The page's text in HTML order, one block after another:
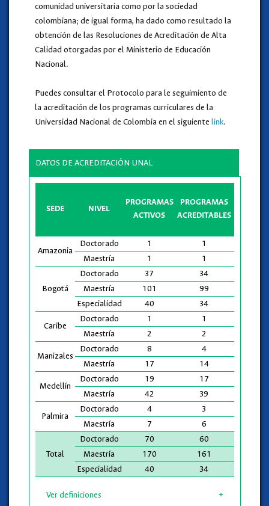
comunidad universitaria como por la sociedad
colombiana; de igual forma, ha dado como resultado la
obtención de las Resoluciones de Acreditación de Alta
Calidad otorgadas por el Ministerio de Educación
Nacional.
Puedes consultar el Protocolo para le seguimiento de
la acreditación de los programas curriculares de la
Universidad Nacional de Colombia en el siguiente link.
DATOS DE ACREDITACIÓN UNAL
SEDE NIVEL
PROGRAMAS
ACTIVOS
PROGRAMAS
ACREDITABLES
Amazonia
Doctorado 1
1
Maestría
1 1
Bogotá
Doctorado 37 34
Maestría
101 99
Especialidad
40 34
Caribe
Doctorado 1
1
Maestría
2 2
Manizales
Doctorado 8 4
Maestría
17 14
Medellín
Doctorado 19 17
Maestría
42 39
Palmira
Doctorado 4 3
Maestría
7 6
Total
Doctorado 70 60
Maestría
170 161
Especialidad
40 34
Ver definiciones